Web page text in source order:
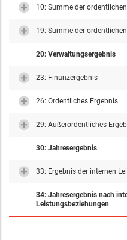
10: Summe der
19: Summe der
20: Verwaltungsergebnis
23: Finanzergebnis
26: Ordentliches Ergebnis
29: Außerordentliches
30: Jahresergebnis
33: Ergebnis der internen
34: Jahresergebnis nach
Leistungsbeziehungen